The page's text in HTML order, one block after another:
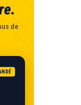
de